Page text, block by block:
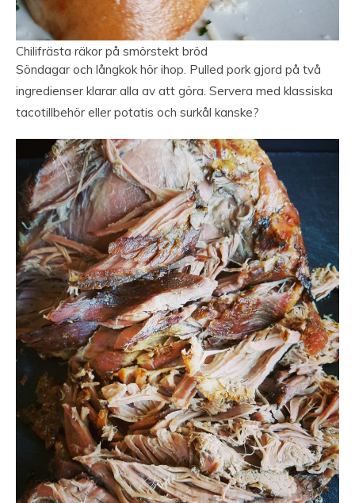
Chilifrästa räkor på smörstekt bröd
Söndagar och långkok hör ihop. Pulled pork gjord på två
ingredienser klarar alla av att göra. Servera med klassiska
tacotillbehör eller potatis och surkål kanske?